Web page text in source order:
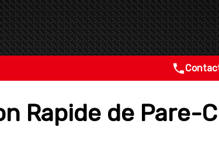
Rapide de Pare-